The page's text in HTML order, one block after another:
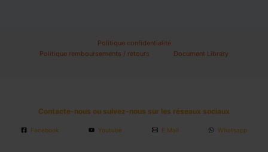
Politique confidentialité
Politique remboursements / retours
Document Library
Contacte-nous ou suivez-nous sur les réseaux sociaux
Facebook Youtube E Mail Whatsapp